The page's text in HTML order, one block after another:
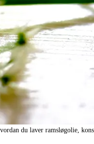
du laver ramsløgolie,